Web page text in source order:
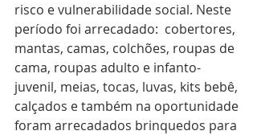
risco e vulnerabilidade social. Neste
período foi arrecadado:  cobertores,
mantas, camas, colchões, roupas de
cama, roupas adulto e infanto-
juvenil, meias, tocas, luvas, kits bebê,
calçados e também na oportunidade
foram arrecadados brinquedos para